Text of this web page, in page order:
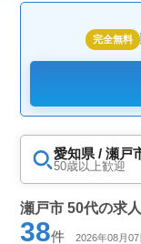
完全無料
愛知県 / 瀬戸
50歳以上歓迎
瀬戸市 50代の求
38件 2026年08月